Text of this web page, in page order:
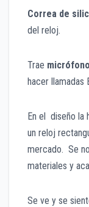
Correa de
del reloj.
Trae
hacer llamadas
En el diseño la
un reloj
mercado. Se
materiales y
Se ve y se